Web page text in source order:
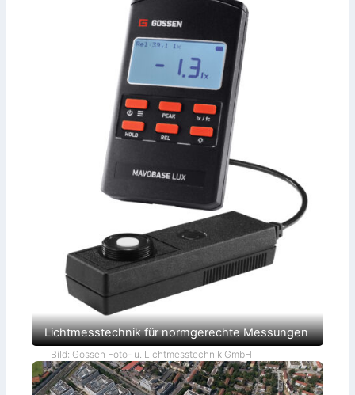
Lichtmesstechnik für normgerechte Messungen
Bild: Gossen Foto- u. Lichtmesstechnik GmbH